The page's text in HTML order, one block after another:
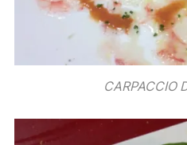
CARPACCIO